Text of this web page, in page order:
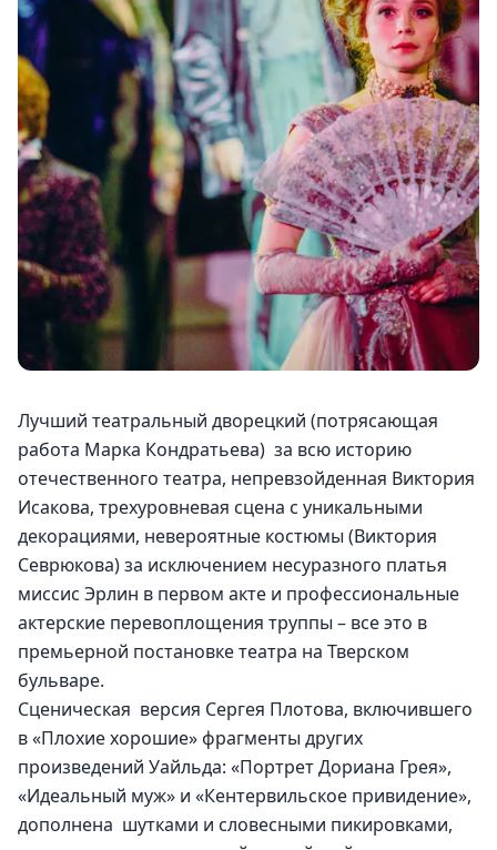
Лучший театральный дворецкий (потрясающая
работа Марка Кондратьева)  за всю историю
отечественного театра, непревзойденная Виктория
Исакова, трехуровневая сцена с уникальными
декорациями, невероятные костюмы (Виктория
Севрюкова) за исключением несуразного платья
миссис Эрлин в первом акте и профессиональные
актерские перевоплощения труппы – все это в
премьерной постановке театра на Тверском
бульваре.
Сценическая  версия Сергея Плотова, включившего
в «Плохие хорошие» фрагменты других
произведений Уайльда: «Портрет Дориана Грея»,
«Идеальный муж» и «Кентервильское привидение»,
дополнена  шутками и словесными пикировками,